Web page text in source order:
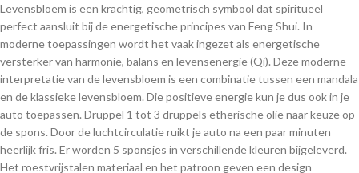
Levensbloem is een krachtig, geometrisch symbool dat spiritueel
perfect aansluit bij de energetische principes van Feng Shui. In
moderne toepassingen wordt het vaak ingezet als energetische
versterker van harmonie, balans en levensenergie (Qi). Deze moderne
interpretatie van de levensbloem is een combinatie tussen een mandala
en de klassieke levensbloem. Die positieve energie kun je dus ook in je
auto toepassen. Druppel 1 tot 3 druppels etherische olie naar keuze op
de spons. Door de luchtcirculatie ruikt je auto na een paar minuten
heerlijk fris. Er worden 5 sponsjes in verschillende kleuren bijgeleverd.
Het roestvrijstalen materiaal en het patroon geven een design